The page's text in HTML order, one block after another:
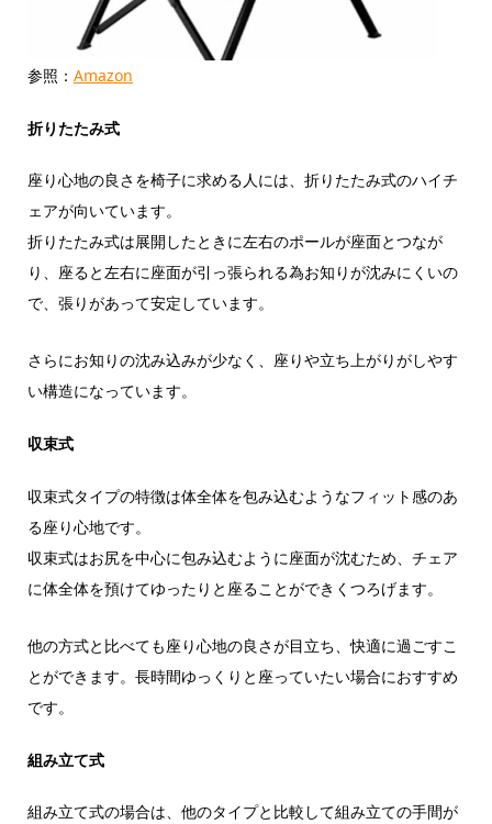
参照： Amazon
折りたたみ式
座り心地の良さを椅子に求める人には、折りたたみ式のハイチ
ェアが向いています。
折りたたみ式は展開したときに左右のポールが座面とつなが
り、座ると左右に座面が引っ張られる為お知りが沈みにくいの
で、張りがあって安定しています。
さらにお知りの沈み込みが少なく、座りや立ち上がりがしやす
い構造になっています。
収束式
収束式タイプの特徴は体全体を包み込むようなフィット感のあ
る座り心地です。
収束式はお尻を中心に包み込むように座面が沈むため、チェア
に体全体を預けてゆったりと座ることができくつろげます。
他の方式と比べても座り心地の良さが目立ち、快適に過ごすこ
とができます。長時間ゆっくりと座っていたい場合におすすめ
です。
組み立て式
組み立て式の場合は、他のタイプと比較して組み立ての手間が